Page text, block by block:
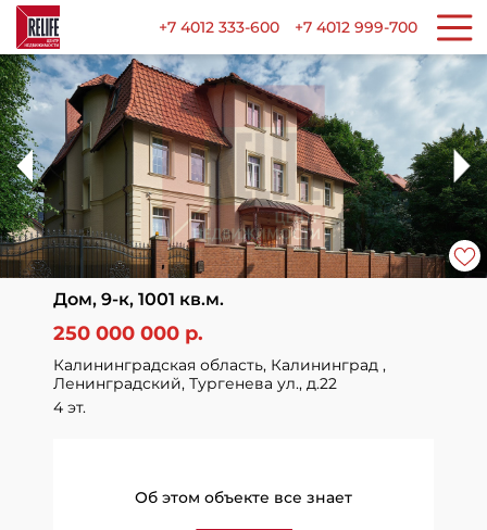
+7 4012 333-600 +7 4012 999-700
Дом, 9-к, 1001 кв.м.
250 000 000 р.
Калининградская область, Калининград ,
Ленинградский, Тургенева ул., д.22
4 эт.
Об этом объекте все знает